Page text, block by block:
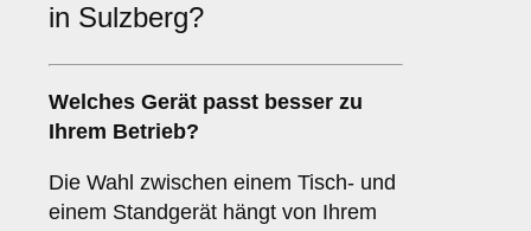
in Sulzberg?
Welches Gerät passt besser zu
Ihrem Betrieb?
Die Wahl zwischen einem Tisch- und
einem Standgerät hängt von Ihrem